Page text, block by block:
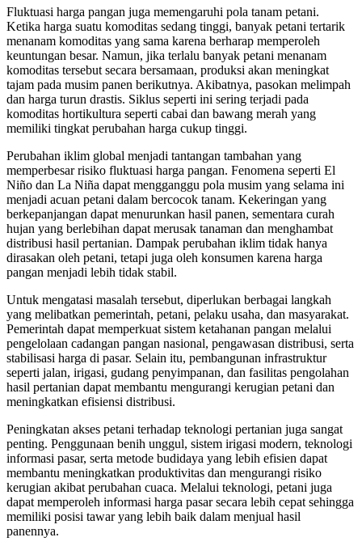
Fluktuasi harga pangan juga memengaruhi pola tanam petani.
Ketika harga suatu komoditas sedang tinggi, banyak petani tertarik
menanam komoditas yang sama karena berharap memperoleh
keuntungan besar. Namun, jika terlalu banyak petani menanam
komoditas tersebut secara bersamaan, produksi akan meningkat
tajam pada musim panen berikutnya. Akibatnya, pasokan melimpah
dan harga turun drastis. Siklus seperti ini sering terjadi pada
komoditas hortikultura seperti cabai dan bawang merah yang
memiliki tingkat perubahan harga cukup tinggi.
Perubahan iklim global menjadi tantangan tambahan yang
memperbesar risiko fluktuasi harga pangan. Fenomena seperti El
Niño dan La Niña dapat mengganggu pola musim yang selama ini
menjadi acuan petani dalam bercocok tanam. Kekeringan yang
berkepanjangan dapat menurunkan hasil panen, sementara curah
hujan yang berlebihan dapat merusak tanaman dan menghambat
distribusi hasil pertanian. Dampak perubahan iklim tidak hanya
dirasakan oleh petani, tetapi juga oleh konsumen karena harga
pangan menjadi lebih tidak stabil.
Untuk mengatasi masalah tersebut, diperlukan berbagai langkah
yang melibatkan pemerintah, petani, pelaku usaha, dan masyarakat.
Pemerintah dapat memperkuat sistem ketahanan pangan melalui
pengelolaan cadangan pangan nasional, pengawasan distribusi, serta
stabilisasi harga di pasar. Selain itu, pembangunan infrastruktur
seperti jalan, irigasi, gudang penyimpanan, dan fasilitas pengolahan
hasil pertanian dapat membantu mengurangi kerugian petani dan
meningkatkan efisiensi distribusi.
Peningkatan akses petani terhadap teknologi pertanian juga sangat
penting. Penggunaan benih unggul, sistem irigasi modern, teknologi
informasi pasar, serta metode budidaya yang lebih efisien dapat
membantu meningkatkan produktivitas dan mengurangi risiko
kerugian akibat perubahan cuaca. Melalui teknologi, petani juga
dapat memperoleh informasi harga pasar secara lebih cepat sehingga
memiliki posisi tawar yang lebih baik dalam menjual hasil
panennya.